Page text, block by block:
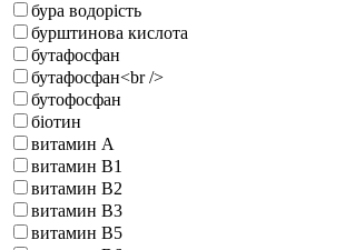
бура водорість
бурштинова кислота
бутафосфан
бутафосфан<br />
бутофосфан
біотин
витамин А
витамин В1
витамин В2
витамин В3
витамин В5